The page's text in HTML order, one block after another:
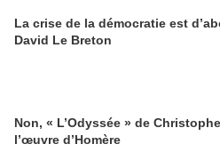
La crise de la démocratie est
David Le Breton
Non, « L’Odyssée » de
l’œuvre d’Homère